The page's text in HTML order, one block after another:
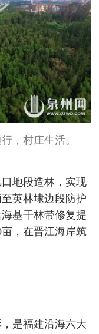
，村庄生活。
地段造林，实现
英林埭边段防护
基干林带修复提
，在晋江海岸筑
是福建沿海六大